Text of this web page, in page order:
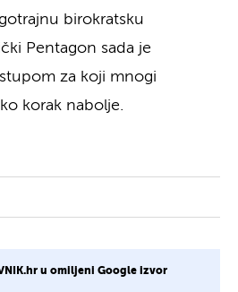
birokratsku
Pentagon sada je
za koji mnogi
korak nabolje.
u omiljeni Google izvor